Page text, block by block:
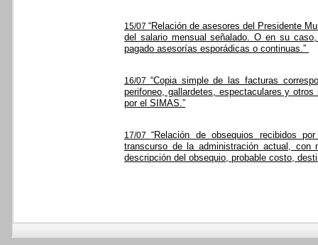
15/07“Relación de asesores del Presidente
del salario mensual señalado. O en su
pagado asesorías esporádicas o continuas.”
16/07 “Copia simple de las facturas
perifoneo, gallardetes, espectaculares y
por el SIMAS.”
17/07“Relación de obsequios recibidos
transcurso de la administración actual,
descripción del obsequio, probable costo,